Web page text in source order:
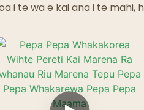
i te wa e kai ana i te mahi,